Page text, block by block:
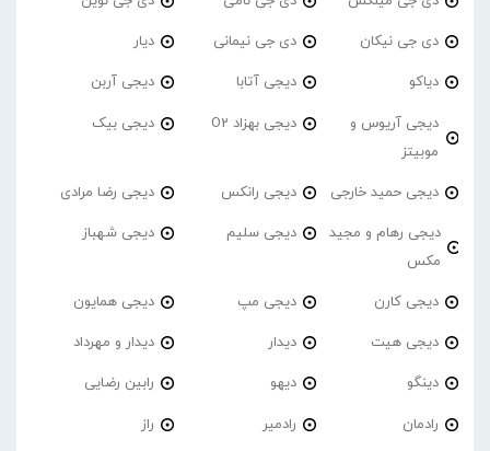
دی جی نیکان دی جی نیمانی دیار
دیاکو دیجی آتابا دیجی آربن
دیجی آریوس و
موبیتز
دیجی بهزاد O2 دیجی بیک
دیجی حمید خارجی دیجی رانکس دیجی رضا مرادی
دیجی رهام و مجید
مکس
دیجی سلیم دیجی شهباز
دیجی کارن دیجی مپ دیجی همایون
دیجی هیت دیدار دیدار و مهرداد
دینگو دیهو رابین رضایی
رادمان رادمیر راز